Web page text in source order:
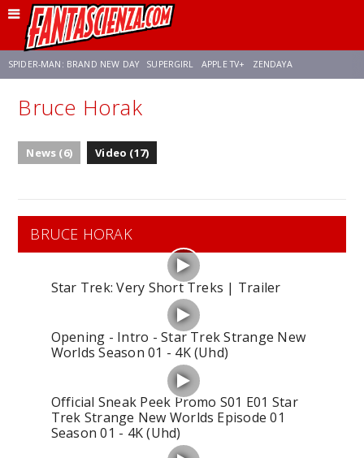
SPIDER-MAN: BRAND NEW DAY SUPERGIRL APPLE TV+ ZENDAYA
FRANCO RICCIARDIELLO AVENGERS: DOOMSDAY
Bruce Horak
News (6) Video (17)
BRUCE HORAK
Star Trek: Very Short Treks | Trailer
Opening - Intro - Star Trek Strange New
Worlds Season 01 - 4K (Uhd)
Official Sneak Peek Promo S01 E01 Star
Trek Strange New Worlds Episode 01
Season 01 - 4K (Uhd)